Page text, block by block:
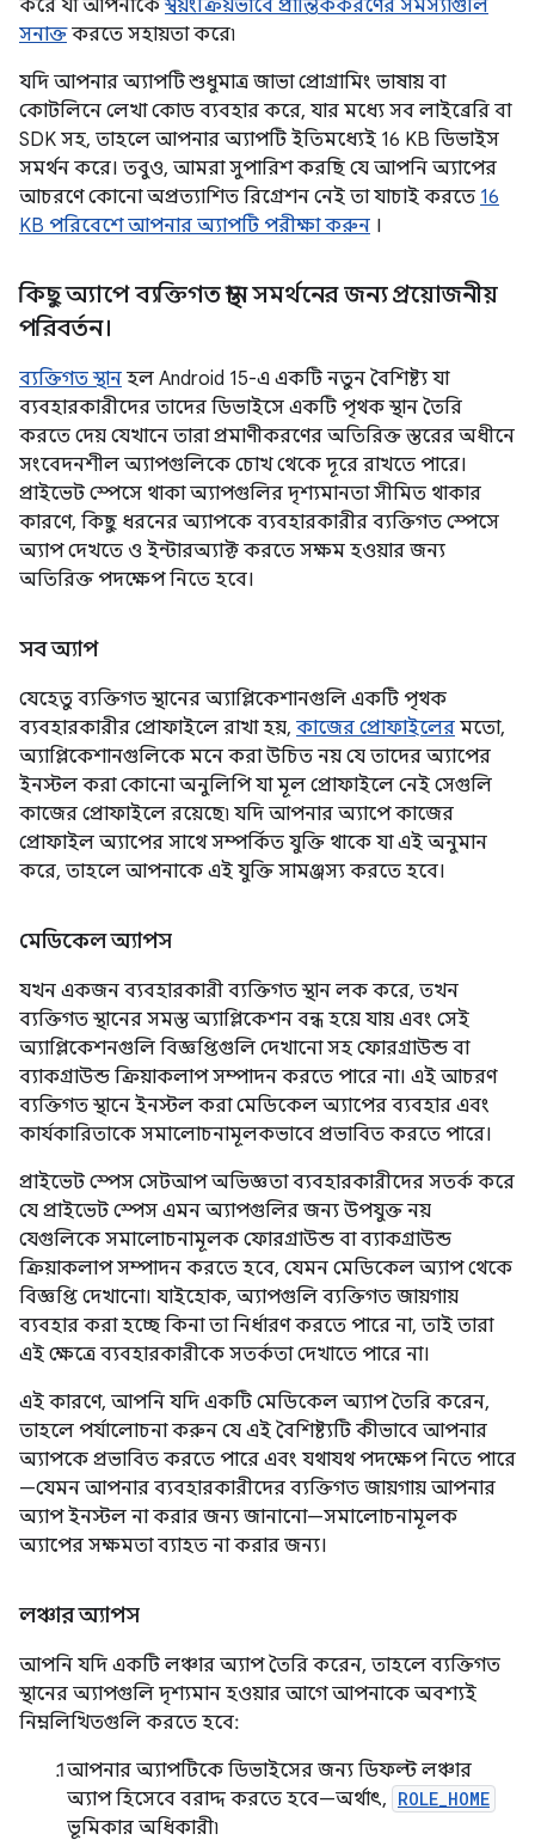
করে যা আপনাকে স্বয়ংক্রিয়ভাবে প্রান্তিককরণের সমস্যাগুলি
সনাক্তকরতে সহায়তা করে৷
যদি আপনার অ্যাপটি শুধুমাত্র জাভা প্রোগ্রামিং ভাষায় বা
কোটলিনে লেখা কোড ব্যবহার করে, যার মধ্যে সব লাইব্রেরি বা
SDK সহ, তাহলে আপনার অ্যাপটি ইতিমধ্যেই 16 KB ডিভাইস
সমর্থন করে। তবুও, আমরা সুপারিশ করছি যে আপনি অ্যাপের
আচরণে কোনো অপ্রত্যাশিত রিগ্রেশন নেই তা যাচাই করতে 16
KB পরিবেশে আপনার অ্যাপটি পরীক্ষা করুন ।
কিছু অ্যাপে ব্যক্তিগত স্থান সমর্থনের জন্য প্রয়োজনীয়
পরিবর্তন।
ব্যক্তিগত স্থান হল Android 15-এ একটি নতুন বৈশিষ্ট্য যা
ব্যবহারকারীদের তাদের ডিভাইসে একটি পৃথক স্থান তৈরি
করতে দেয় যেখানে তারা প্রমাণীকরণের অতিরিক্ত স্তরের অধীনে
সংবেদনশীল অ্যাপগুলিকে চোখ থেকে দূরে রাখতে পারে।
প্রাইভেট স্পেসে থাকা অ্যাপগুলির দৃশ্যমানতা সীমিত থাকার
কারণে, কিছু ধরনের অ্যাপকে ব্যবহারকারীর ব্যক্তিগত স্পেসে
অ্যাপ দেখতে ও ইন্টারঅ্যাক্ট করতে সক্ষম হওয়ার জন্য
অতিরিক্ত পদক্ষেপ নিতে হবে।
সব অ্যাপ
যেহেতু ব্যক্তিগত স্থানের অ্যাপ্লিকেশানগুলি একটি পৃথক
ব্যবহারকারীর প্রোফাইলে রাখা হয়, কাজের প্রোফাইলের মতো,
অ্যাপ্লিকেশানগুলিকে মনে করা উচিত নয় যে তাদের অ্যাপের
ইনস্টল করা কোনো অনুলিপি যা মূল প্রোফাইলে নেই সেগুলি
কাজের প্রোফাইলে রয়েছে৷ যদি আপনার অ্যাপে কাজের
প্রোফাইল অ্যাপের সাথে সম্পর্কিত যুক্তি থাকে যা এই অনুমান
করে, তাহলে আপনাকে এই যুক্তি সামঞ্জস্য করতে হবে।
মেডিকেল অ্যাপস
যখন একজন ব্যবহারকারী ব্যক্তিগত স্থান লক করে, তখন
ব্যক্তিগত স্থানের সমস্ত অ্যাপ্লিকেশন বন্ধ হয়ে যায় এবং সেই
অ্যাপ্লিকেশনগুলি বিজ্ঞপ্তিগুলি দেখানো সহ ফোরগ্রাউন্ড বা
ব্যাকগ্রাউন্ড ক্রিয়াকলাপ সম্পাদন করতে পারে না। এই আচরণ
ব্যক্তিগত স্থানে ইনস্টল করা মেডিকেল অ্যাপের ব্যবহার এবং
কার্যকারিতাকে সমালোচনামূলকভাবে প্রভাবিত করতে পারে।
প্রাইভেট স্পেস সেটআপ অভিজ্ঞতা ব্যবহারকারীদের সতর্ক করে
যে প্রাইভেট স্পেস এমন অ্যাপগুলির জন্য উপযুক্ত নয়
যেগুলিকে সমালোচনামূলক ফোরগ্রাউন্ড বা ব্যাকগ্রাউন্ড
ক্রিয়াকলাপ সম্পাদন করতে হবে, যেমন মেডিকেল অ্যাপ থেকে
বিজ্ঞপ্তি দেখানো। যাইহোক, অ্যাপগুলি ব্যক্তিগত জায়গায়
ব্যবহার করা হচ্ছে কিনা তা নির্ধারণ করতে পারে না, তাই তারা
এই ক্ষেত্রে ব্যবহারকারীকে সতর্কতা দেখাতে পারে না।
এই কারণে, আপনি যদি একটি মেডিকেল অ্যাপ তৈরি করেন,
তাহলে পর্যালোচনা করুন যে এই বৈশিষ্ট্যটি কীভাবে আপনার
অ্যাপকে প্রভাবিত করতে পারে এবং যথাযথ পদক্ষেপ নিতে পারে
—যেমন আপনার ব্যবহারকারীদের ব্যক্তিগত জায়গায় আপনার
অ্যাপ ইনস্টল না করার জন্য জানানো—সমালোচনামূলক
অ্যাপের সক্ষমতা ব্যাহত না করার জন্য।
লঞ্চার অ্যাপস
আপনি যদি একটি লঞ্চার অ্যাপ তৈরি করেন, তাহলে ব্যক্তিগত
স্থানের অ্যাপগুলি দৃশ্যমান হওয়ার আগে আপনাকে অবশ্যই
নিম্নলিখিতগুলি করতে হবে:
আপনার অ্যাপটিকে ডিভাইসের জন্য ডিফল্ট লঞ্চার
অ্যাপ হিসেবে বরাদ্দ করতে হবে—অর্থাৎ, ROLE_HOME
ভূমিকার অধিকারী৷